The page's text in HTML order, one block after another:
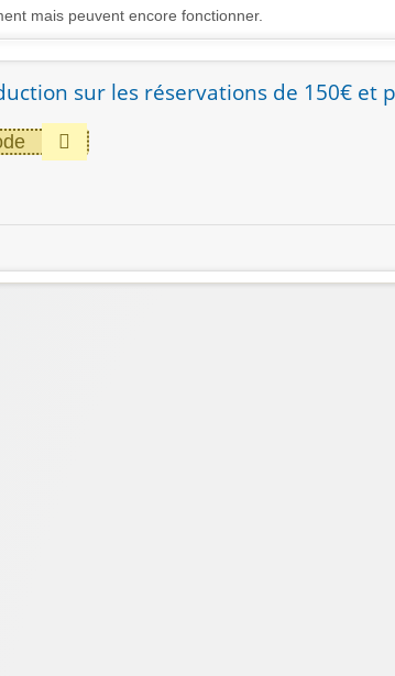
mais peuvent encore fonctionner.
sur les réservations de 150€ et